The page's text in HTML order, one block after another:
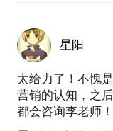
星阳
太给力了！不愧
营销的认知，之
都会咨询李老师！